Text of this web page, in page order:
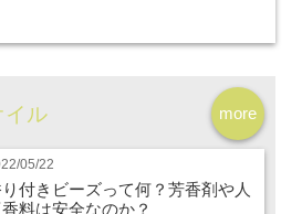
more
イル
05/22
付きビーズって何？芳香剤や人
料は安全なのか？